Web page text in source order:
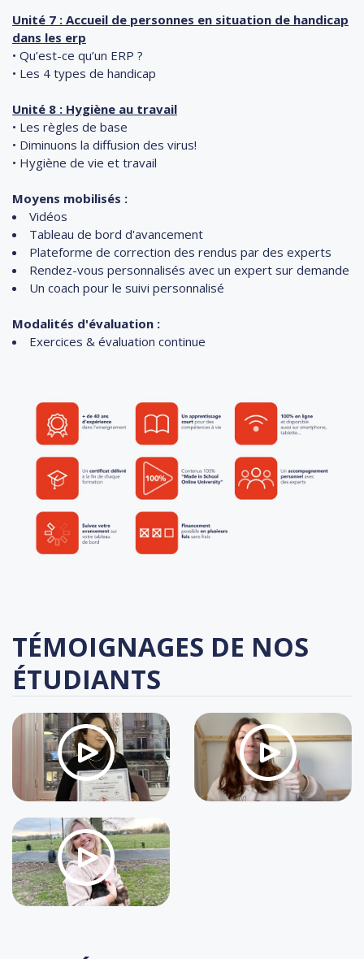
Unité 7 : Accueil de personnes en situation de handicap
dans les erp
• Qu’est-ce qu’un ERP ?
• Les 4 types de handicap
Unité 8 : Hygiène au travail
• Les règles de base
• Diminuons la diffusion des virus!
• Hygiène de vie et travail
Moyens mobilisés :
Vidéos
Tableau de bord d'avancement
Plateforme de correction des rendus par des experts
Rendez-vous personnalisés avec un expert sur demande
Un coach pour le suivi personnalisé
Modalités d'évaluation :
Exercices & évaluation continue
TÉMOIGNAGES DE NOS
ÉTUDIANTS